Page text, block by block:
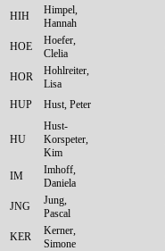
HIH
Himpel,
Hannah
HOE
Hoefer,
Clelia
HOR
Hohlreiter,
Lisa
HUP Hust, Peter
HU
Hust-
Korspeter,
Kim
IM
Imhoff,
Daniela
JNG
Jung,
Pascal
KER
Kerner,
Simone